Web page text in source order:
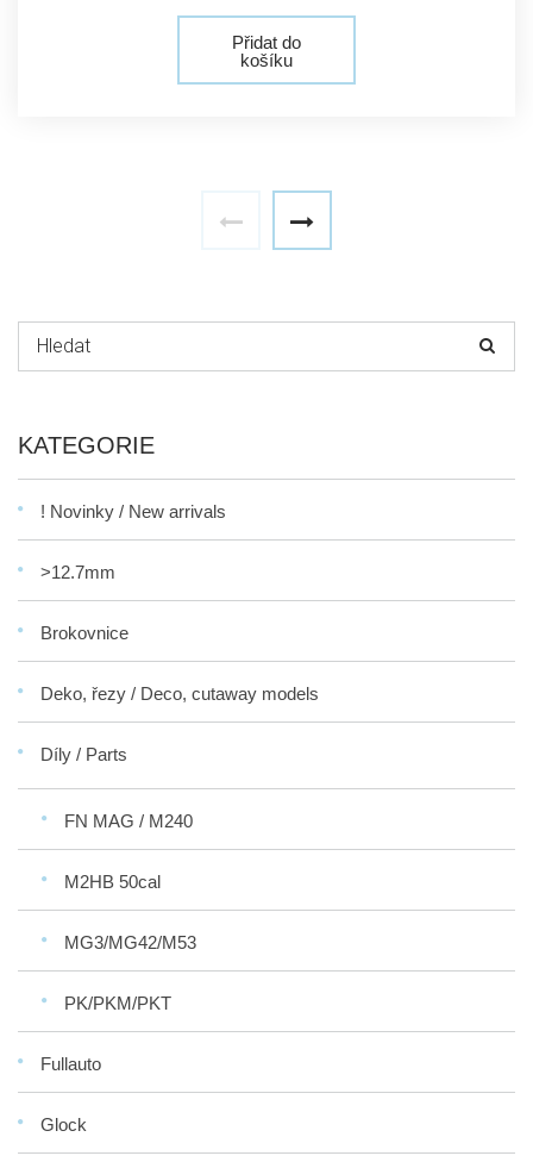
Přidat do
košíku
Hledat:
KATEGORIE
! Novinky / New arrivals
>12.7mm
Brokovnice
Deko, řezy / Deco, cutaway models
Díly / Parts
FN MAG / M240
M2HB 50cal
MG3/MG42/M53
PK/PKM/PKT
Fullauto
Glock